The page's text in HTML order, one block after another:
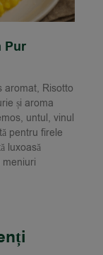
Pur
aromat, Risotto
și aroma
untul, vinul
pentru firele
luxoasă